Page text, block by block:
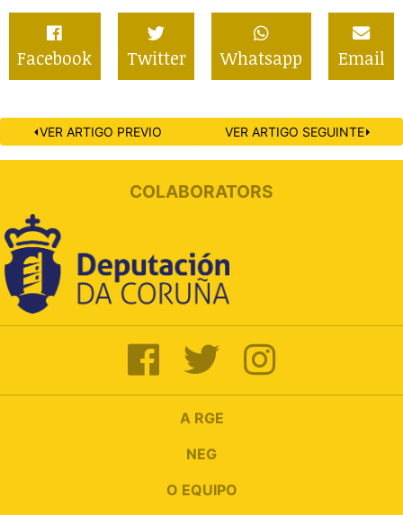
Facebook Twitter Whatsapp Email
⏴VER ARTIGO PREVIO VER ARTIGO SEGUINTE⏵
COLABORATORS
A RGE
NEG
O EQUIPO